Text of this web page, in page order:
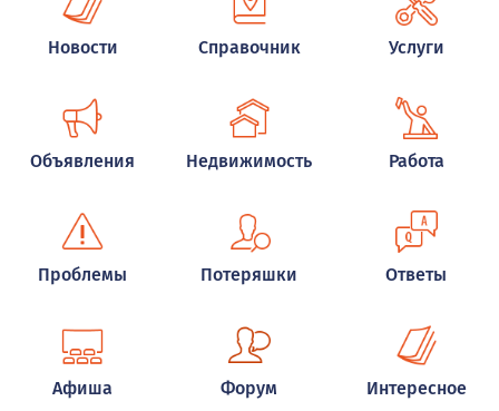
Новости Справочник Услуги
Объявления Недвижимость Работа
Проблемы Потеряшки Ответы
Афиша Форум Интересное